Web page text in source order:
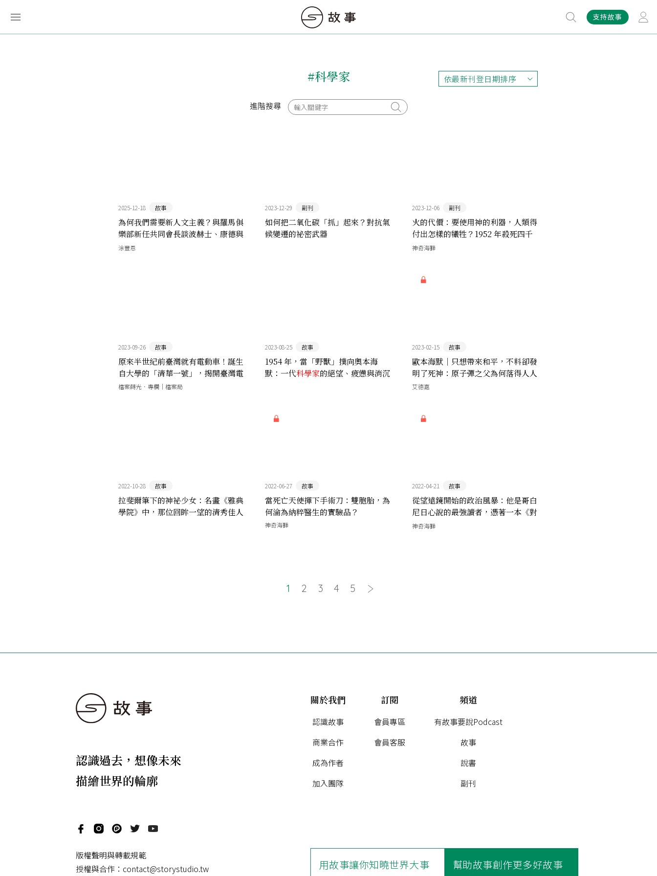
支持故事
#科學家 依最新刊登日期排序
依最新刊登日期排序
進階搜尋
2025-12-18 故事
為何我們需要新人文主義？與羅馬俱
樂部新任共同會長談波赫士、康德與
永續的希望
涂豐恩
2023-12-29 副刊
如何把二氧化碳「抓」起來？對抗氣
候變遷的祕密武器
2023-12-06 副刊
火的代價：要使用神的利器，人類得
付出怎樣的犧牲？1952 年殺死四千
人的倫敦大霧霾事件
神奇海獅
2023-09-26 故事
原來半世紀前臺灣就有電動車！誕生
自大學的「清華一號」，揭開臺灣電
動車發展的序幕
檔案蒔光．專欄｜檔案局
2023-08-25 故事
1954 年，當「野獸」撲向奧本海
默：一代科學家的絕望、疲憊與消沉
2023-02-15 故事
歐本海默｜只想帶來和平，不料卻發
明了死神：原子彈之父為何落得人人
喊打？
艾德嘉
2022-10-28 故事
拉斐爾筆下的神祕少女：名畫《雅典
學院》中，那位回眸一望的清秀佳人
2022-06-27 故事
當死亡天使揮下手術刀：雙胞胎，為
何淪為納粹醫生的實驗品？
神奇海獅
2022-04-21 故事
從望遠鏡開始的政治風暴：他是哥白
尼日心說的最強讀者，憑著一本《對
話錄》撼動整個天主教
神奇海獅
1 2 3 4 5
認識過去，想像未來
描繪世界的輪廓
關於我們
認識故事
商業合作
成為作者
加入團隊
訂閱
會員專區
會員客服
頻道
有故事要說Podcast
故事
說書
副刊
版權聲明與轉載規範
授權與合作： contact@storystudio.tw 用故事讓你知曉世界大事 幫助故事創作更多好故事